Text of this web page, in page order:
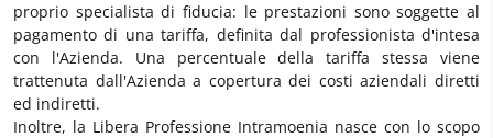
proprio specialista di fiducia: le prestazioni sono soggette al
pagamento di una tariffa, definita dal professionista d'intesa
con l'Azienda. Una percentuale della tariffa stessa viene
trattenuta dall'Azienda a copertura dei costi aziendali diretti
ed indiretti.
Inoltre, la Libera Professione Intramoenia nasce con lo scopo